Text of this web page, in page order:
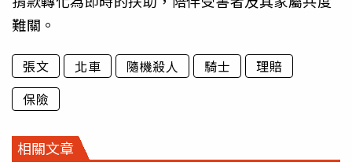
難關。
張文 北車 隨機殺人 騎士
理賠
保險
相關文章